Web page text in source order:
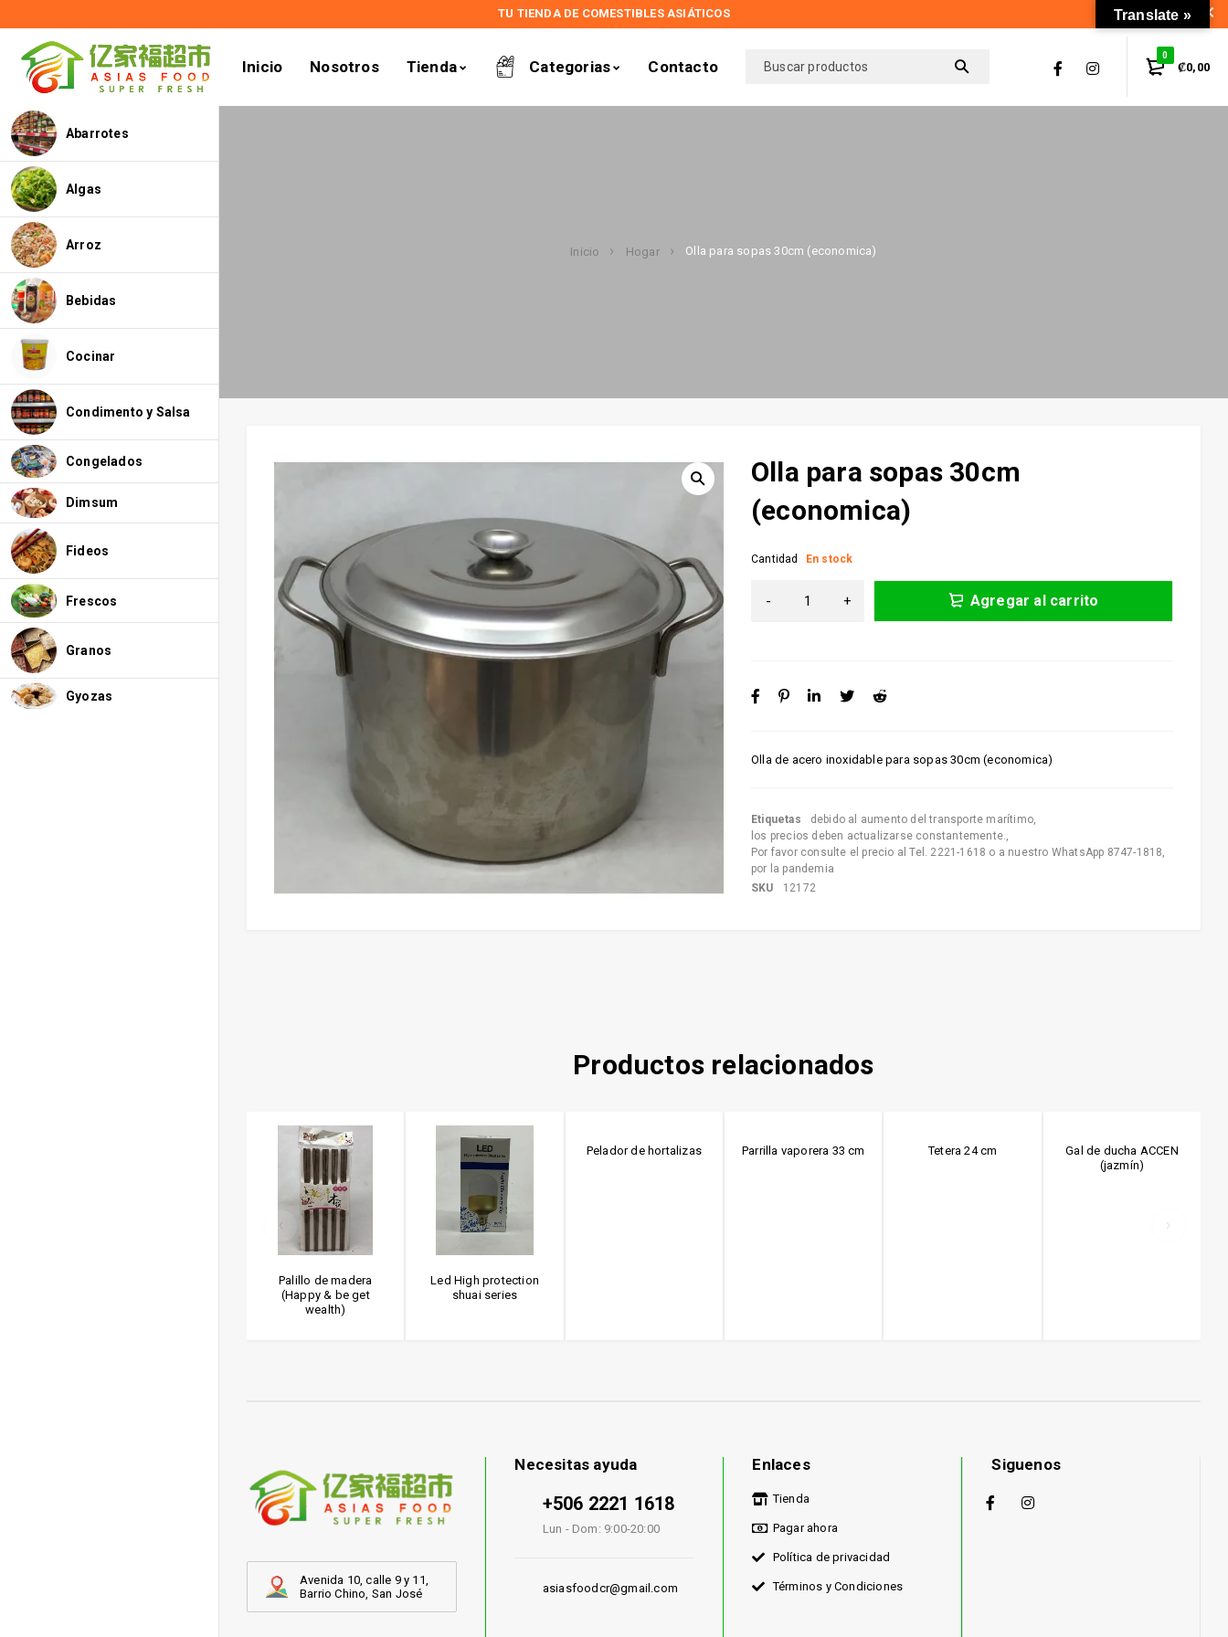
TU TIENDA DE COMESTIBLES ASIÁTICOS
Inicio Nosotros Tienda Categorias Contacto
0
₡0,00
Abarrotes
Algas
Arroz
Bebidas
Cocinar
Condimento y Salsa
Congelados
Dimsum
Fideos
Frescos
Granos
Gyozas
Inicio Hogar Olla para sopas 30cm (economica)
Olla para sopas 30cm
(economica)
Olla de acero inoxidable para sopas 30cm (economica)
Cantidad En stock
Agregar al carrito
Etiquetas debido al aumento del transporte marítimo
los precios deben actualizarse constantemente.
Por favor consulte el precio al Tel. 2221-1618 o a nuestro WhatsApp 8747-1818
por la pandemia
SKU
12172
Productos relacionados
Palillo de madera
(Happy & be get
wealth)
Led High protection
shuai series
Pelador de hortalizas Parrilla vaporera 33 cm Tetera 24 cm
Gal de ducha ACCEN
(jazmín)
Avenida 10, calle 9 y 11,
Barrio Chino, San José
Necesitas ayuda
+506 2221 1618
Lun - Dom: 9:00-20:00
asiasfoodcr@gmail.com
Enlaces
Tienda
Pagar ahora
Política de privacidad
Términos y Condiciones
Siguenos
Translate »